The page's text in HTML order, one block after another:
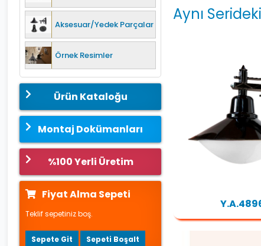
Aksesuar/Yedek Parçalar
Örnek Resimler
Ürün Kataloğu
Montaj Dokümanları
%100 Yerli Üretim
Fiyat Alma Sepeti
Teklif sepetiniz boş.
Sepete Git Sepeti Boşalt
Aynı